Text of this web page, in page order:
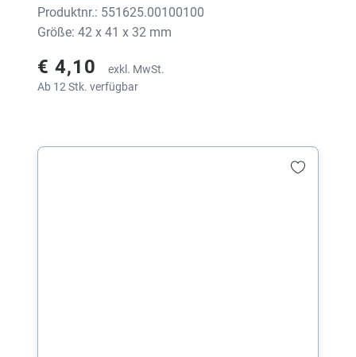
Produktnr.: 551625.00100100
Größe: 42 x 41 x 32 mm
€ 4,10
exkl. MwSt.
Ab 12 Stk. verfügbar